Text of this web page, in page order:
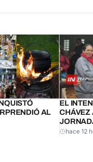
AL
EL
CHÁVEZ
hace 12